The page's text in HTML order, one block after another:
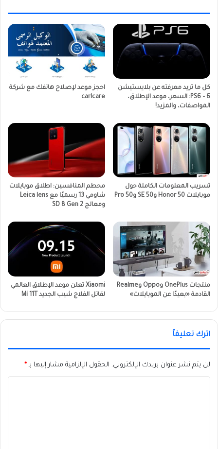
كل ما تريد معرفته عن بلايستيشن
6 – PS6: السعر، موعد الإطلاق،
المواصفات، والمزيد!
احجز موعد لإصلاح هاتفك مع شركة
carlcare
تسريب المعلومات الكاملة حول
موبايلات Honor 50 و50 SE و50 Pro
محطم المنافسين: اطلاق موبايلات
شاومي 13 رسميًا مع Leica lens
ومعالج SD 8 Gen 2
منتجات OnePlus وOppo وRealme
القادمة «بعيدًا عن الموبايلات»
Xiaomi تعلن موعد الإطلاق العالمي
لقاتل الفلاج شيب الجديد Mi 11T
اترك تعليقاً
لن يتم نشر عنوان بريدك الإلكتروني. الحقول الإلزامية مشار إليها بـ*